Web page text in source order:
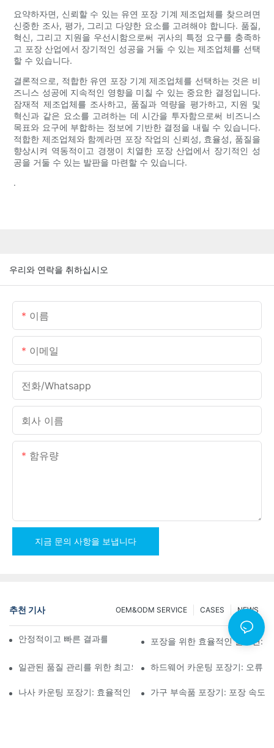
요약하자면, 신뢰할 수 있는 유연 포장 기계 제조업체를 찾으려면
신중한 조사, 평가, 그리고 다양한 요소를 고려해야 합니다. 품질,
혁신, 그리고 지원을 우선시함으로써 귀사의 특정 요구를 충족하
고 포장 산업에서 장기적인 성공을 거둘 수 있는 제조업체를 선택
할 수 있습니다.
결론적으로, 적합한 유연 포장 기계 제조업체를 선택하는 것은 비
즈니스 성공에 지속적인 영향을 미칠 수 있는 중요한 결정입니다.
잠재적 제조업체를 조사하고, 품질과 역량을 평가하고, 지원 및
혁신과 같은 요소를 고려하는 데 시간을 투자함으로써 비즈니스
목표와 요구에 부합하는 정보에 기반한 결정을 내릴 수 있습니다.
적합한 제조업체와 함께라면 포장 작업의 신뢰성, 효율성, 품질을
향상시켜 역동적이고 경쟁이 치열한 포장 산업에서 장기적인 성
공을 거둘 수 있는 발판을 마련할 수 있습니다.
.
우리와 연락을 취하십시오
이름
이메일
전화/whatsapp
회사 이름
함유량
지금 문의 사항을 보냅니다
추천 기사 NEWS
CASES
OEM&ODM SERVICE
안정적이고 빠른 결과를 위한 나사 카운팅 포장기포장을 위한 효율적인 솔루션:
일관된 품질 관리를 위한 최고의 하드웨어 포장 기계
하드웨어 카운팅 포장기: 오류
나사 카운팅 포장기: 효율적인 포장을 위한 최고의 도구
가구 부속품 포장기: 포장 속도